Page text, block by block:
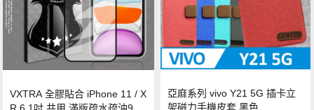
VXTRA 全膠貼合 iPhone 11 / X
亞麻系列 vivo Y21 5G 插卡立
架磁力手機皮套 黑色